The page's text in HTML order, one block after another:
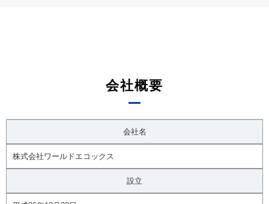
会社概要
会社名
株式会社ワールドエコックス
設立